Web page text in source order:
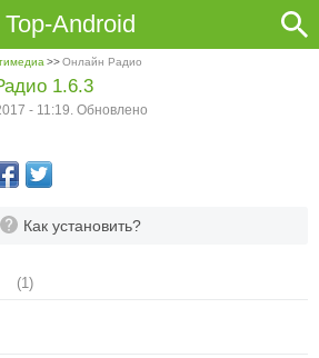
Top-Android
>>Онлайн Радио
Как установить?
(1)
1.6.3
- 11:19. Обновлено